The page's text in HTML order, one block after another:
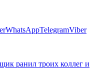
WhatsAppTelegramViber
ранил троих коллег и